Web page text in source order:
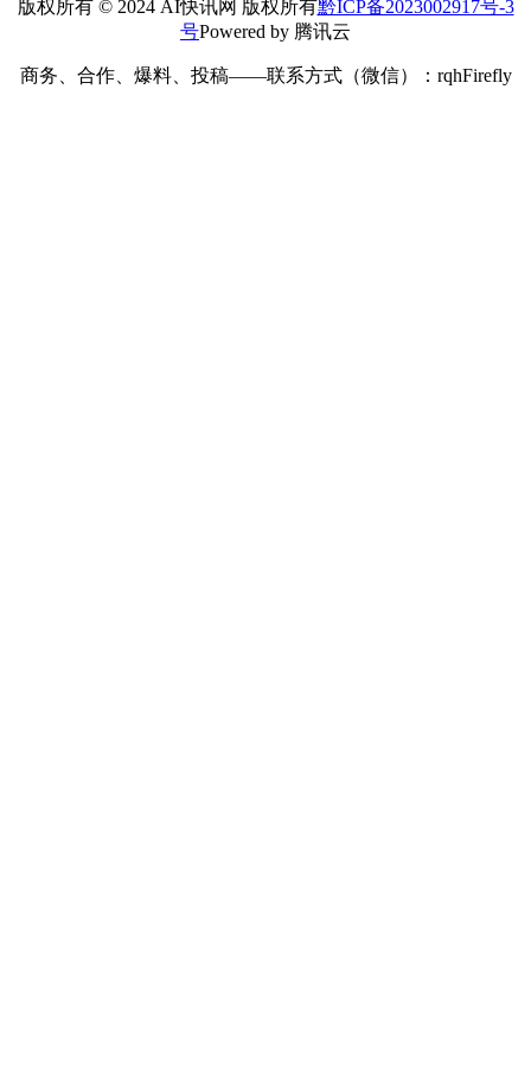
版权所有 © 2024 AI快讯网 版权所有黔ICP备2023002917号-3
号Powered by 腾讯云
商务、合作、爆料、投稿——联系方式（微信）：rqhFirefly